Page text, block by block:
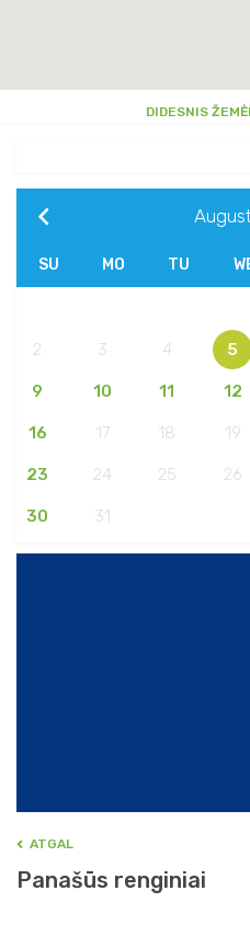
DIDESNIS
SU MO TU
2 3 4 5
9 10 11 12
16 17 18 19
23 24 25 26
30 31
ATGAL
Panašūs renginiai